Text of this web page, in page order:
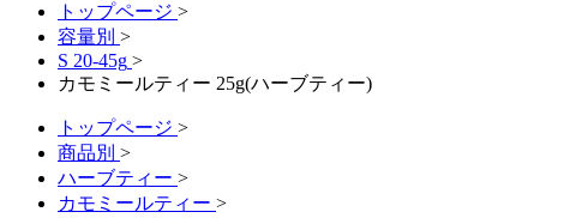
トップページ >
容量別 >
S 20-45g >
カモミールティー 25g(ハーブティー)
トップページ >
商品別 >
ハーブティー >
カモミールティー >